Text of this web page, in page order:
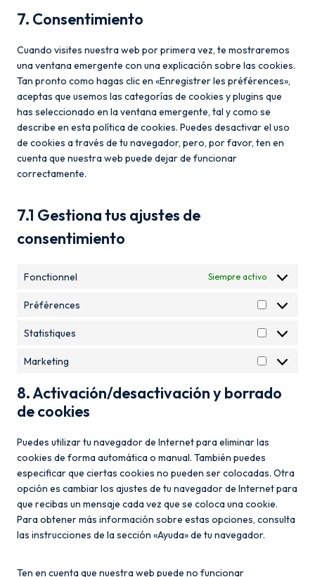
7. Consentimiento
Cuando visites nuestra web por primera vez, te mostraremos
una ventana emergente con una explicación sobre las cookies.
Tan pronto como hagas clic en «Enregistrer les préférences»,
aceptas que usemos las categorías de cookies y plugins que
has seleccionado en la ventana emergente, tal y como se
describe en esta política de cookies. Puedes desactivar el uso
de cookies a través de tu navegador, pero, por favor, ten en
cuenta que nuestra web puede dejar de funcionar
correctamente.
7.1 Gestiona tus ajustes de
consentimiento
Fonctionnel Siempre activo
Préférences
P
r
f
r
Statistiques
S
t
i
i
u
e
s
Marketing
M
r
t
n
g
8. Activación/desactivación y borrado
de cookies
Puedes utilizar tu navegador de Internet para eliminar las
cookies de forma automática o manual. También puedes
especificar que ciertas cookies no pueden ser colocadas. Otra
opción es cambiar los ajustes de tu navegador de Internet para
que recibas un mensaje cada vez que se coloca una cookie.
Para obtener más información sobre estas opciones, consulta
las instrucciones de la sección «Ayuda» de tu navegador.
Ten en cuenta que nuestra web puede no funcionar